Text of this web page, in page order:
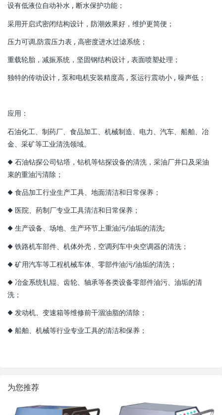
设有低液位自动补水 , 断水保护功能；
采用开启式密闭结构设计，防潮效果好，维护更简便；
压力可调,防震压力表 , 高密度进水过滤系统；
重载轮胎，减振系统，坚固钢结构设计 , 表面喷塑处理；
独特的传动设计 , 泵和电机安装精度高 , 泵运行震动小 , 噪声低；
应用：
石油化工、制药厂、食品加工、机械制造、电力、汽车、船舶、冶
金、采矿等工业清洗领域。
◆ 石油钻探公司钻塔，钻机等钻探设备的清洗，采油厂井口及采油
束的重油污清除；
◆ 食品加工行业生产工具、地面清洁和日常保养；
◆ 医院、药制厂专业工具清洁和日常保养；
◆ 生产设备、场地、生产环节上重油污/油垢的清洗;
◆ 铁路机车部件、机体外壳，空调列车中央空调器的清洗；
◆ 矿用汽车等工程机械车体、零部件油污/油垢的清洗；
◆ 冶金系统轧辊、齿轮、轴承等各类设备零部件油污、油垢的清
洗；
◆ 发动机、变速箱等维修前干涸油脂的清除；
◆ 船舶、机械等行业专业工具的清洁和保养；
为您推荐